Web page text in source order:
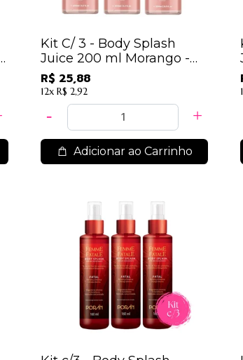
Kit C/ 3 - Body Splash
Juice 200 ml Morango -
Dermachem
R$ 25,88
12x R$ 2,92
Adicionar ao Carrinho